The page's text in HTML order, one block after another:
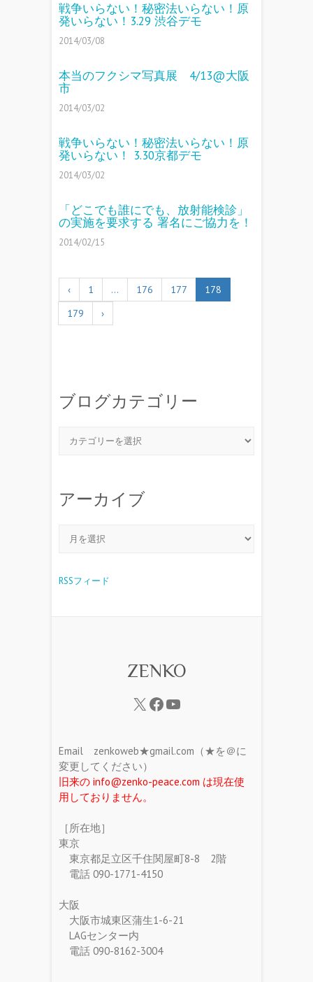
戦争いらない！秘密法いらない！原
発いらない！3.29 渋谷デモ
2014/03/08
本当のフクシマ写真展 4/13@大阪
市
2014/03/02
戦争いらない！秘密法いらない！原
発いらない！ 3.30京都デモ
2014/03/02
「どこでも誰にでも、放射能検診」
の実施を要求する 署名にご協力を！
2014/02/15
‹ 1 … 176 177
178
179
›
ブログカテゴリー
アーカイブ
RSSフィード
ZENKO
Email zenkoweb★gmail.com（★を＠に
変更してください）
旧来の info@zenko-peace.com は現在使
用しておりません。
［所在地］
東京
東京都足立区千住関屋町8-8 2階
電話 090-1771-4150
大阪
大阪市城東区蒲生1-6-21
LAGセンター内
電話 090-8162-3004